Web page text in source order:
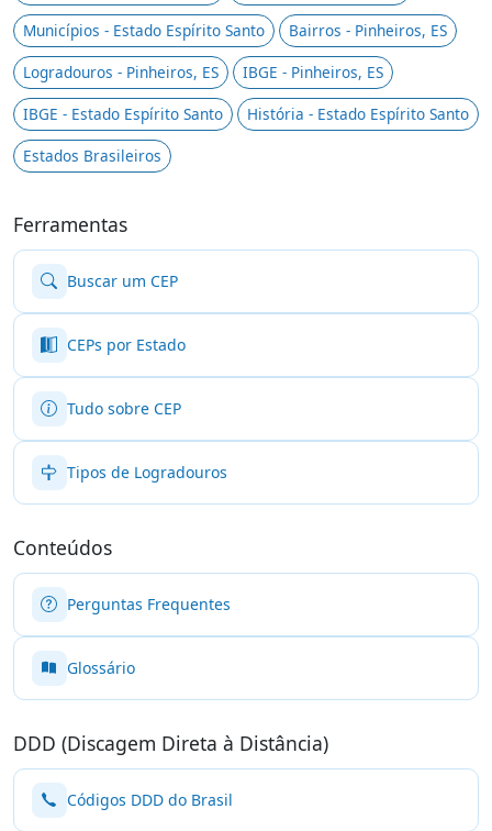
Municípios - Estado Espírito Santo
Bairros - Pinheiros, ES
Logradouros - Pinheiros, ES
IBGE - Pinheiros, ES
IBGE - Estado Espírito Santo
História - Estado Espírito Santo
Estados Brasileiros
Ferramentas
Buscar um CEP
CEPs por Estado
Tudo sobre CEP
Tipos de Logradouros
Conteúdos
Perguntas Frequentes
Glossário
DDD (Discagem Direta à Distância)
Códigos DDD do Brasil